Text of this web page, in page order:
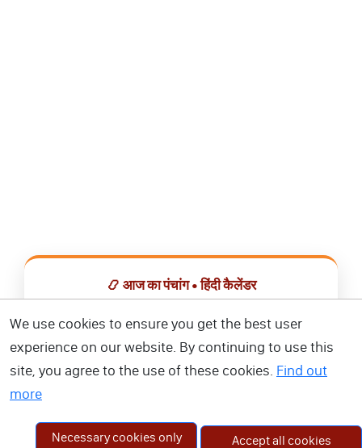
📿 आज का पंचांग • हिंदी कैलेंडर
📅 हिंदी कैलेंडर ऐप डाउनलोड करें
We use cookies to ensure you get the best user
experience on our website. By continuing to use this
site, you agree to the use of these cookies. Find out
more
Necessary cookies only Accept all cookies